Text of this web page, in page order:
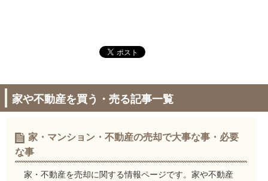
家や不動産を買う・売る記事一覧
家・マンション・不動産の売却で大事な事・必要
な事
家・不動産を売却に関する情報ページです。家や不動産